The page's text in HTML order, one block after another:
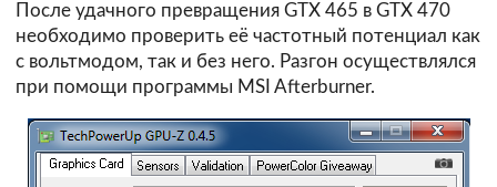
После удачного превращения GTX 465 в GTX 470
необходимо проверить её частотный потенциал как
с вольтмодом, так и без него. Разгон осуществлялся
при помощи программы MSI Afterburner.